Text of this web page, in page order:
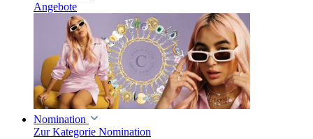
Angebote
Nomination
Zur Kategorie Nomination